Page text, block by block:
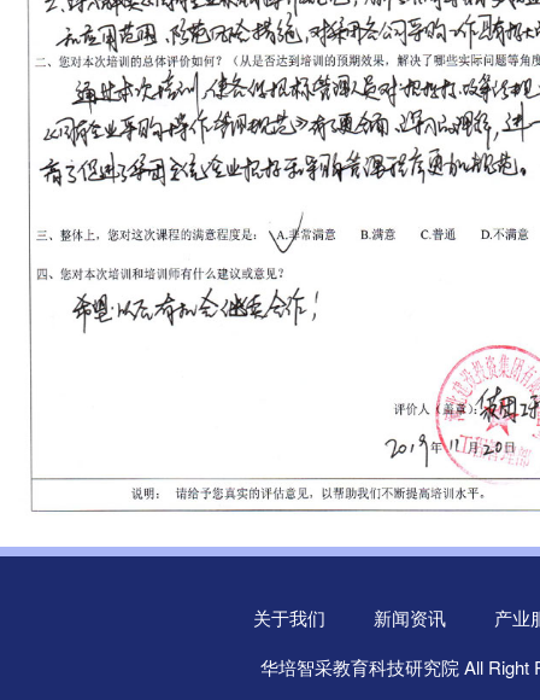
关于我们 新闻资讯
产业
华培智采教育科技研究院 All Right